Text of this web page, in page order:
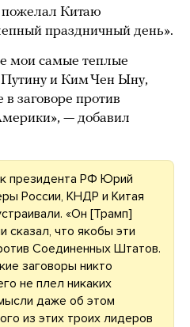
Китаю
праздничный день».
мои самые теплые
и Ким Чен Ыну,
в заговоре против
— добавил
президента РФ Юрий
России, КНДР и Китая
«Он [Трамп]
сказал, что якобы эти
Соединенных Штатов.
заговоры никто
не плел никаких
даже об этом
из этих троих лидеров